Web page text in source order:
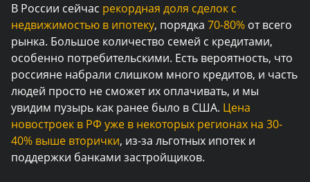
В России сейчас рекордная доля сделок с
недвижимостью в ипотеку, порядка 70-80% от всего
рынка. Большое количество семей с кредитами,
особенно потребительскими. Есть вероятность, что
россияне набрали слишком много кредитов, и часть
людей просто не сможет их оплачивать, и мы
увидим пузырь как ранее было в США. Цена
новостроек в РФ уже в некоторых регионах на 30-
40% выше вторички, из-за льготных ипотек и
поддержки банками застройщиков.